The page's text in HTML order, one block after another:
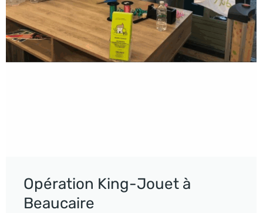
Opération King-Jouet à
Beaucaire